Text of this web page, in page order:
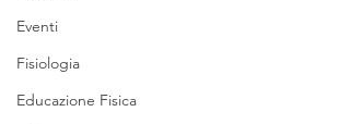
Eventi
Fisiologia
Educazione Fisica